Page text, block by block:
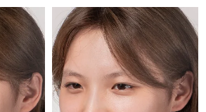
Oczekiwany czas dostawy
8/8/26
Oczekiwany czas dostawy
8/10/26
Oczekiwany czas dostawy
8/12/26